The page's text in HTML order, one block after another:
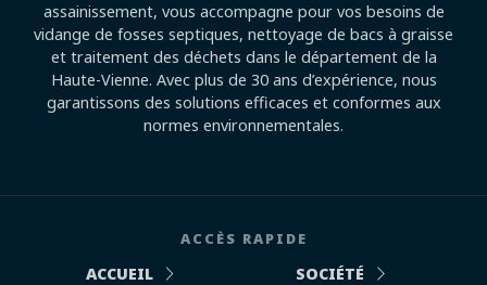
assainissement, vous accompagne pour vos besoins de
vidange de fosses septiques, nettoyage de bacs à graisse
et traitement des déchets dans le département de la
Haute-Vienne. Avec plus de 30 ans d’expérience, nous
garantissons des solutions efficaces et conformes aux
normes environnementales.
ACCÈS RAPIDE
ACCUEIL
SOCIÉTÉ